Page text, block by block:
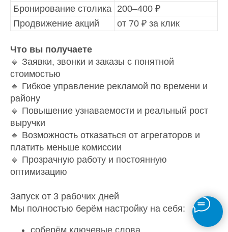
Бронирование столика 200–400 ₽
Продвижение акций
от 70 ₽ за клик
Что вы получаете
🔸 Заявки, звонки и заказы с понятной
стоимостью
🔸 Гибкое управление рекламой по времени и
району
🔸 Повышение узнаваемости и реальный рост
выручки
🔸 Возможность отказаться от агрегаторов и
платить меньше комиссии
🔸 Прозрачную работу и постоянную
оптимизацию
Запуск от 3 рабочих дней
Мы полностью берём настройку на себя: